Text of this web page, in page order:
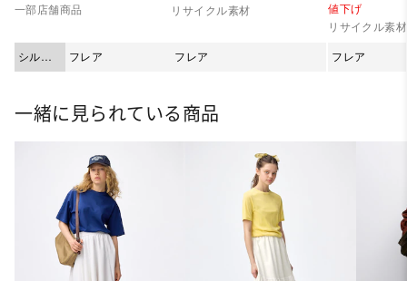
一部店舗商品
シルエ
ット
フレア
リサイクル素材
フレア
値下げ
リサイクル素材
フレア
一緒に見られている商品